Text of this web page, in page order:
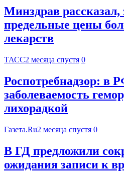
Минздрав
предельные цены
лекарств
ТАСС2 месяца спустя 0
Роспотребнадзор: в
заболеваемость
лихорадкой
Газета.Ru2 месяца спустя 0
В ГД предложили
ожидания записи к